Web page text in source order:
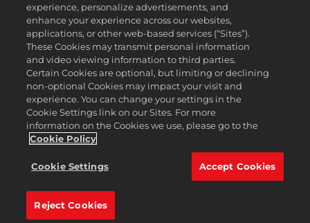
นโยบายความเป็นส่วนตัว
นโยบายคุกกี้
ส่วนช่วยเหลือ
ห้ามขายหรือแบ่งปันข้อมูลส่วนบุคคลของฉัน
Order Lookup & Refunds
2K Ad Partners
©2016-2026 Take-Two Interactive Software Inc. 2K, Firaxis Games,
Civilization, and their respective logos are trademarks of Take-Two
Interactive Software, Inc. All rights reserved.
เครื่องหมายการค้าทั้งหมดที่ปรากฏในที่นี้เป็นสินทรัพย์ของเจ้าของ
experience, personalize advertisements, and
enhance your experience across our websites,
applications, or other web-based services (“Sites”).
These Cookies may transmit personal information
and video viewing information to third parties.
Certain Cookies are optional, but limiting or declining
non-optional Cookies may impact your visit and
experience. You can change your settings in the
Cookie Settings link on our Sites. For more
information on the Cookies we use, please go to the
Cookie Policy
Cookie Settings Accept Cookies
Reject Cookies